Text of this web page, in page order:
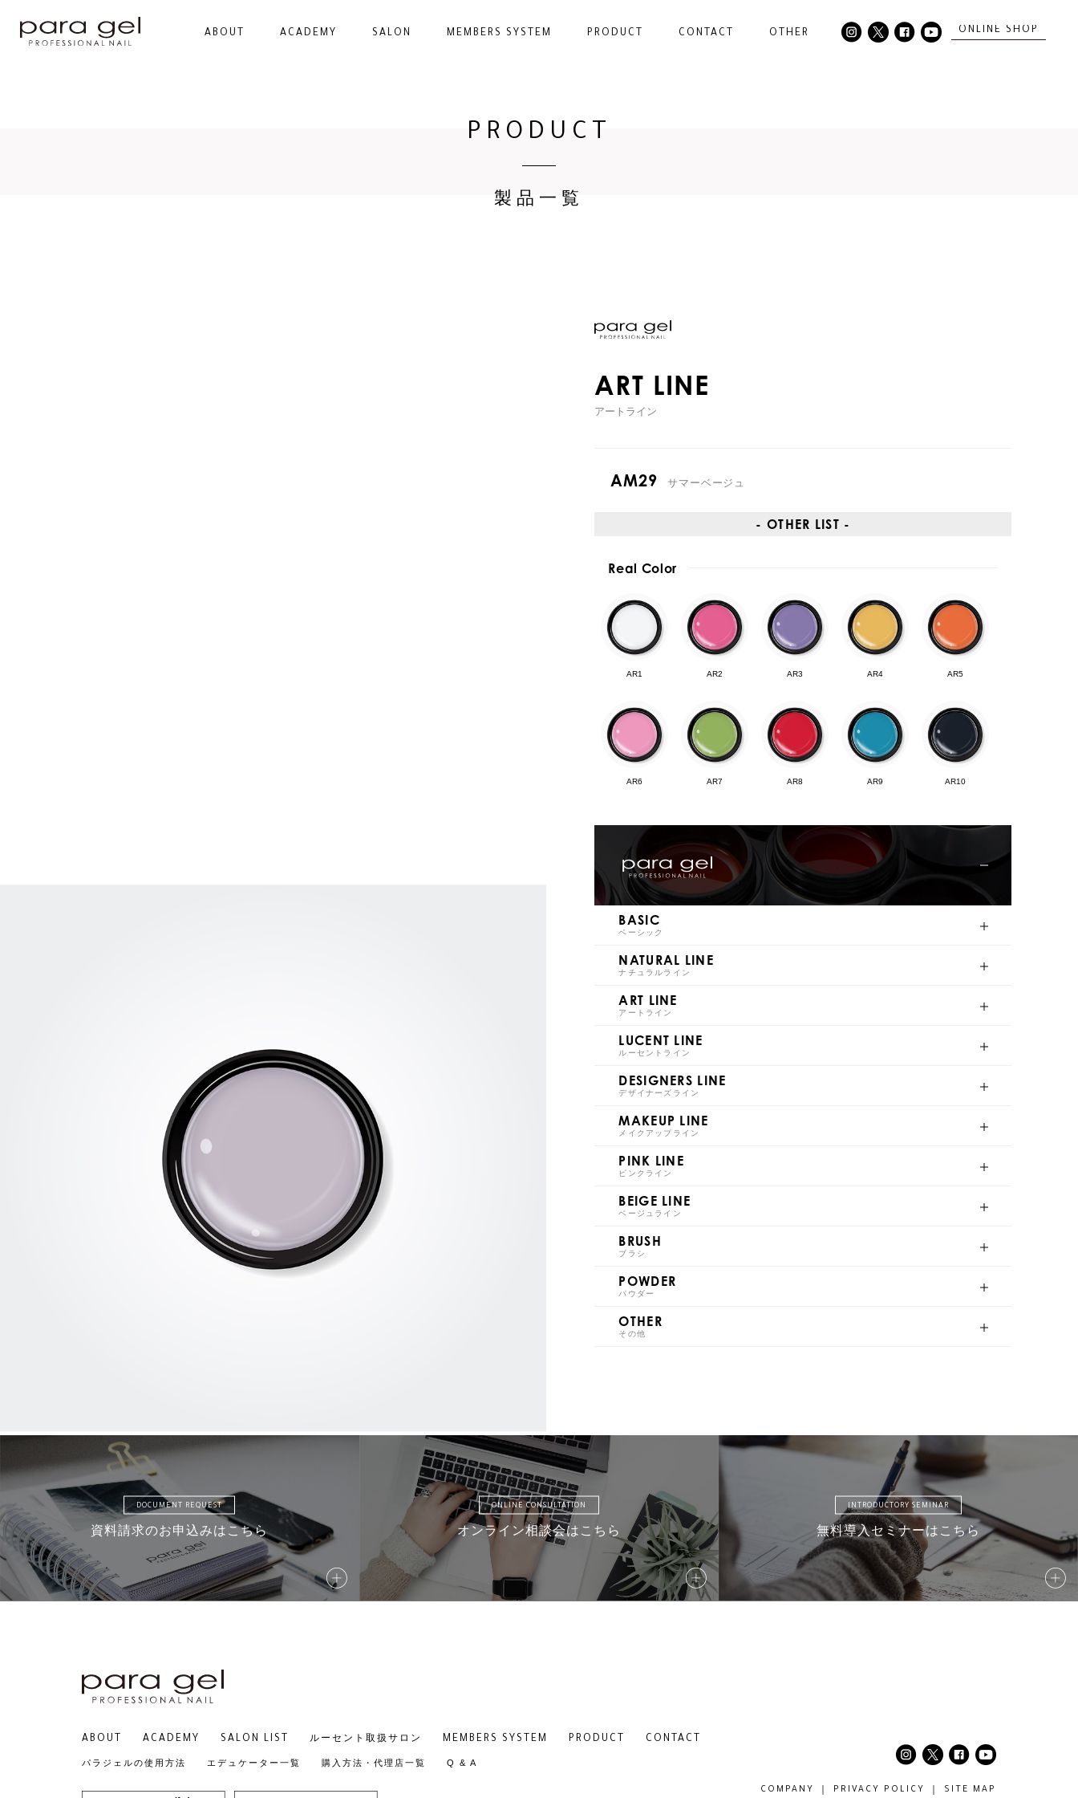
ONLINE SHOP
ABOUT ACADEMY SALON MEMBERS SYSTEM PRODUCT CONTACT OTHER
PRODUCT
製品一覧
ART LINE
アートライン
AM29 サマーベージュ
- OTHER LIST -
Real Color
AR1 AR2 AR3 AR4 AR5
AR6 AR7 AR8 AR9 AR10
AR11 AR12 AR13
AR16
Milky Color
AM1
AMD15
AMD16 AMD17 AM18 AMD19 AMD20
BASIC
ベーシック
NATURAL LINE
ナチュラルライン
ART LINE
アートライン
LUCENT LINE
ルーセントライン
DESIGNERS LINE
デザイナーズライン
MAKEUP LINE
メイクアップライン
PINK LINE
ピンクライン
BEIGE LINE
ベージュライン
BRUSH
ブラシ
POWDER
パウダー
OTHER
その他
DOCUMENT REQUEST
資料請求のお申込みはこちら
ONLINE CONSULTATION
オンライン相談会はこちら
INTRODUCTORY SEMINAR
無料導入セミナーはこちら
ABOUT ACADEMY SALON LIST ルーセント取扱サロン MEMBERS SYSTEM PRODUCT CONTACT
パラジェルの使用方法 エデュケーター一覧 購入方法・代理店一覧 Q & A
COMPANY PRIVACY POLICY SITE MAP